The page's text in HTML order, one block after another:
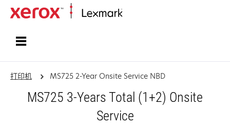
打印机 MS725 2-Year Onsite Service NBD
MS725 3-Years Total (1+2) Onsite
Service